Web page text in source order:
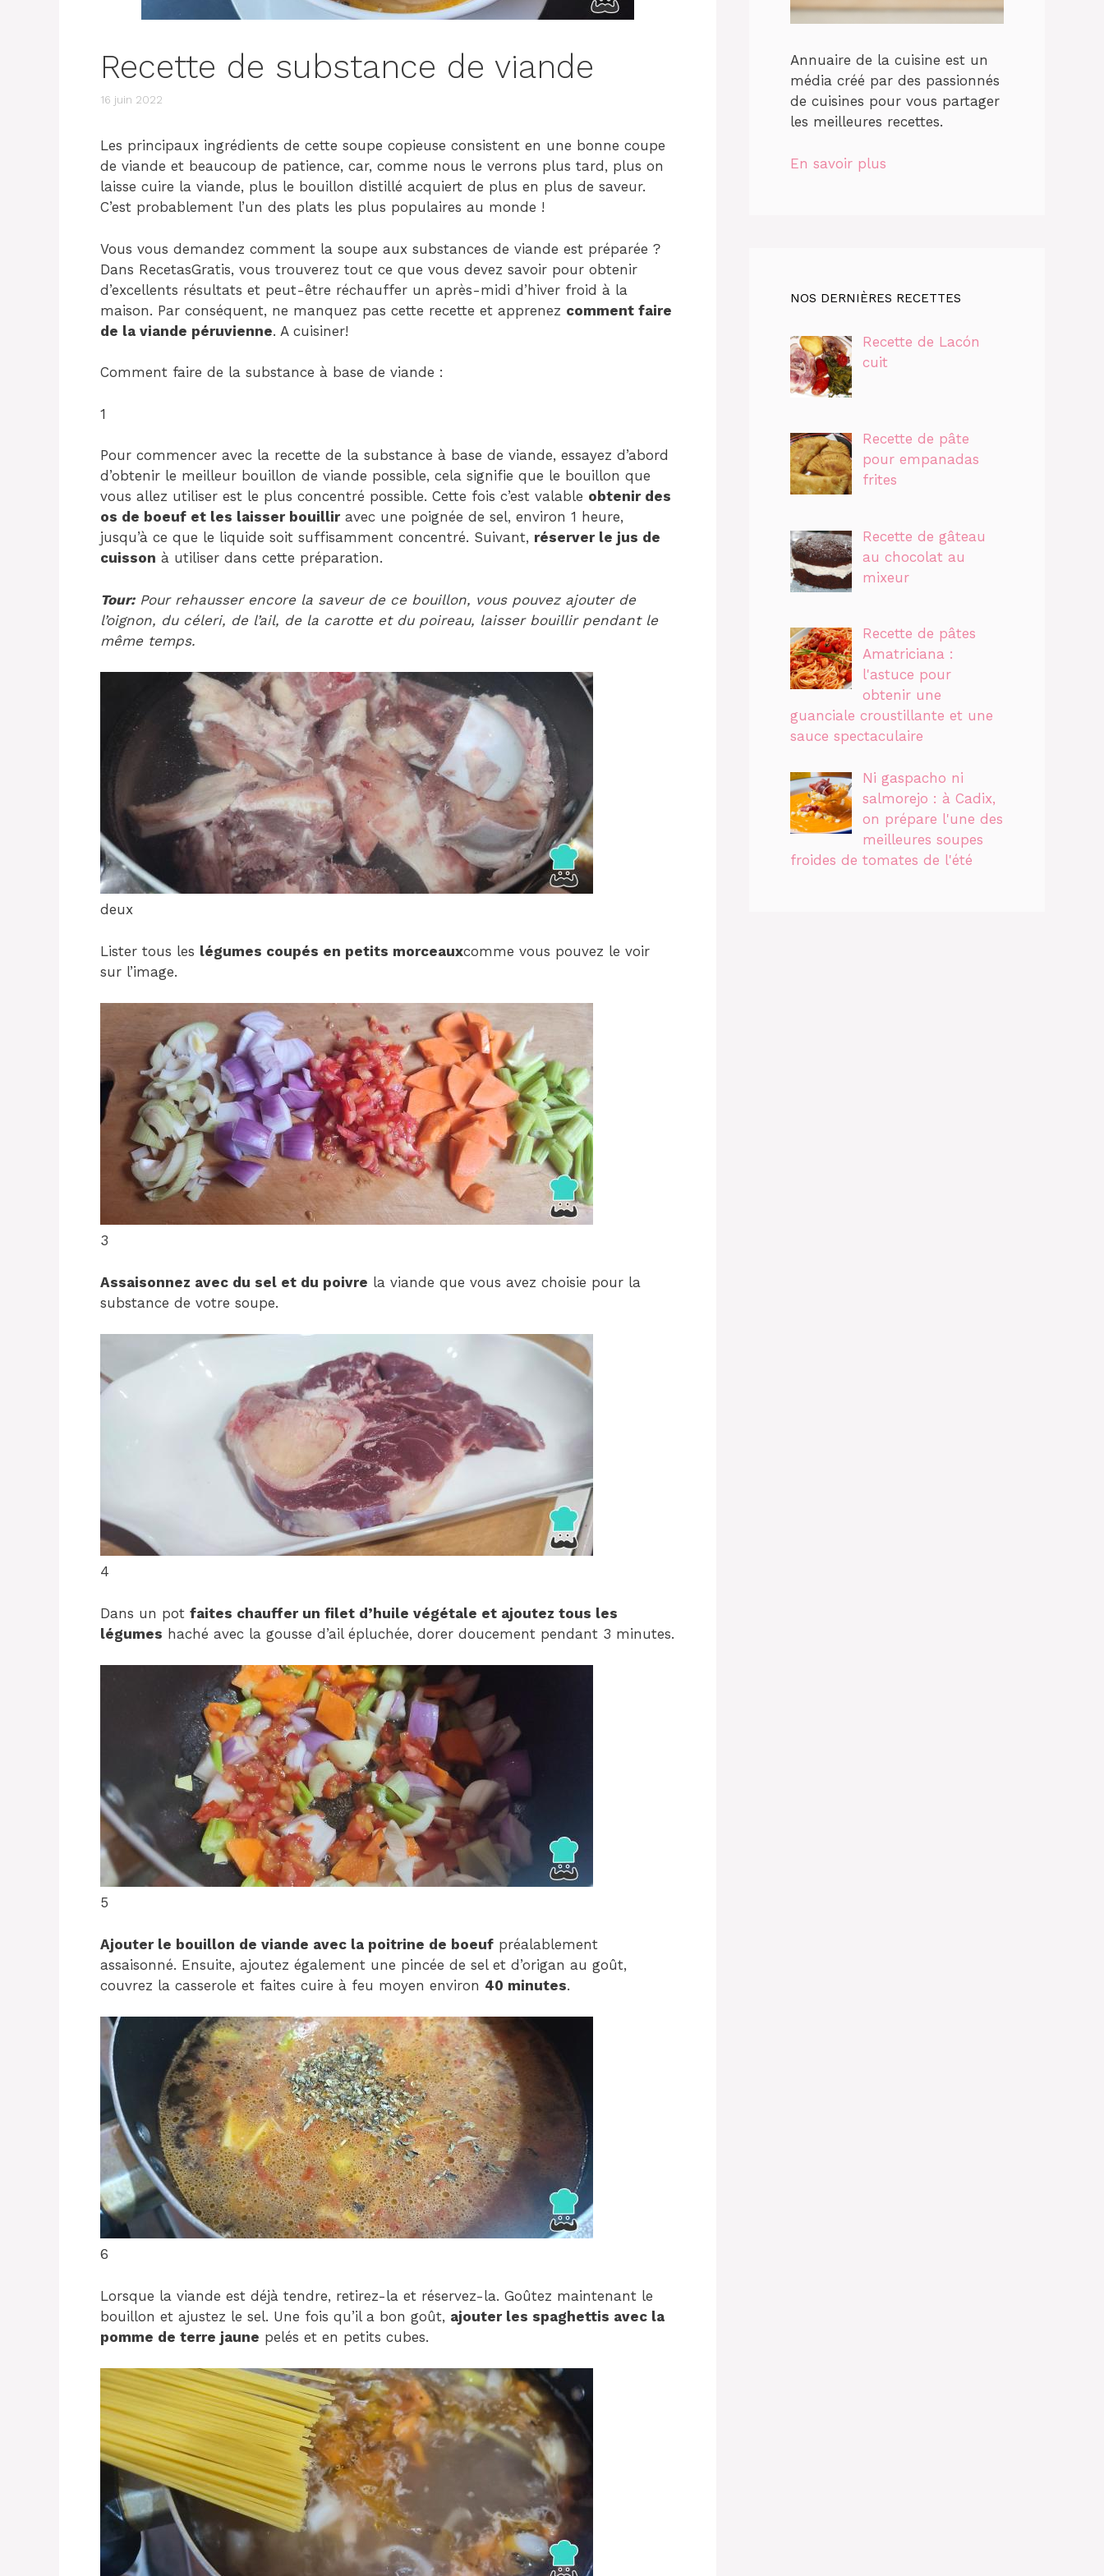
Recette de substance de viande
16 juin 2022
Les principaux ingrédients de cette soupe copieuse consistent en une bonne coupe
de viande et beaucoup de patience, car, comme nous le verrons plus tard, plus on
laisse cuire la viande, plus le bouillon distillé acquiert de plus en plus de saveur.
C’est probablement l’un des plats les plus populaires au monde !
Vous vous demandez comment la soupe aux substances de viande est préparée ?
Dans RecetasGratis, vous trouverez tout ce que vous devez savoir pour obtenir
d’excellents résultats et peut-être réchauffer un après-midi d’hiver froid à la
maison. Par conséquent, ne manquez pas cette recette et apprenez comment faire
de la viande péruvienne. A cuisiner!
Comment faire de la substance à base de viande :
1
Pour commencer avec la recette de la substance à base de viande, essayez d’abord
d’obtenir le meilleur bouillon de viande possible, cela signifie que le bouillon que
vous allez utiliser est le plus concentré possible. Cette fois c’est valable obtenir des
os de boeuf et les laisser bouilliravec une poignée de sel, environ 1 heure,
jusqu’à ce que le liquide soit suffisamment concentré. Suivant, réserver le jus de
cuisson à utiliser dans cette préparation.
Tour:Pour rehausser encore la saveur de ce bouillon, vous pouvez ajouter de
l’oignon, du céleri, de l’ail, de la carotte et du poireau, laisser bouillir pendant le
même temps.
deux
Lister tous les légumes coupés en petits morceauxcomme vous pouvez le voir
sur l’image.
3
Assaisonnez avec du sel et du poivre la viande que vous avez choisie pour la
substance de votre soupe.
4
Dans un pot faites chauffer un filet d’huile végétale et ajoutez tous les
légumes haché avec la gousse d’ail épluchée, dorer doucement pendant 3 minutes.
5
Ajouter le bouillon de viande avec la poitrine de boeuf préalablement
assaisonné. Ensuite, ajoutez également une pincée de sel et d’origan au goût,
couvrez la casserole et faites cuire à feu moyen environ 40 minutes.
6
Lorsque la viande est déjà tendre, retirez-la et réservez-la. Goûtez maintenant le
bouillon et ajustez le sel. Une fois qu’il a bon goût, ajouter les spaghettis avec la
pomme de terre jaune pelés et en petits cubes.
Annuaire de la cuisine est un
média créé par des passionnés
de cuisines pour vous partager
les meilleures recettes.
En savoir plus
NOS DERNIÈRES RECETTES
Recette de Lacón
cuit
Recette de pâte
pour empanadas
frites
Recette de gâteau
au chocolat au
mixeur
Recette de pâtes
Amatriciana :
l'astuce pour
obtenir une
guanciale croustillante et une
sauce spectaculaire
Ni gaspacho ni
salmorejo : à Cadix,
on prépare l'une des
meilleures soupes
froides de tomates de l'été